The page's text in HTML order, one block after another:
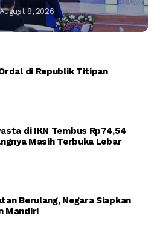
8, 2026
di Republik Titipan
di IKN Tembus Rp74,54
Masih Terbuka Lebar
Berulang, Negara Siapkan
Mandiri